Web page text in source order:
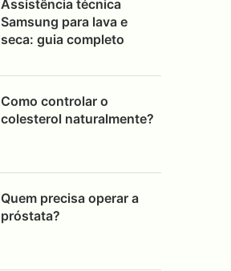
Assistência técnica
Samsung para lava e
seca: guia completo
Como controlar o
colesterol naturalmente?
Quem precisa operar a
próstata?